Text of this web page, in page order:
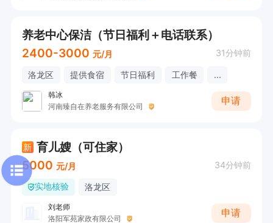
养老中心保洁（节日福利＋电话联系）
2400-3000 元/月 31分钟前
洛龙区 提供食宿 节日福利 工作餐 ...
韩冰
河南臻自在养老服务有限公司
申请
新 育儿嫂（可住家）
5000 元/月 34分钟前
实地核验 洛龙区
刘老师
洛阳军苑家政有限公司
申请